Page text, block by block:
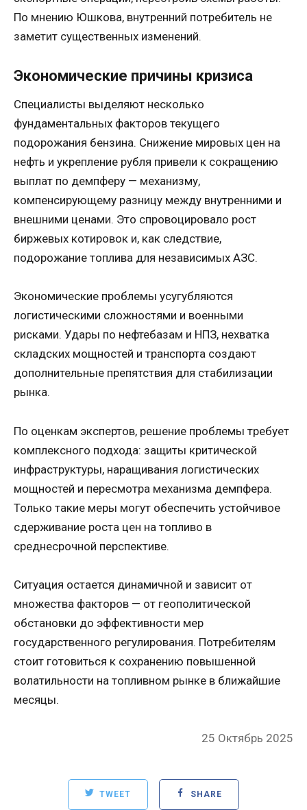
По мнению Юшкова, внутренний потребитель не
заметит существенных изменений.
Экономические причины кризиса
Специалисты выделяют несколько
фундаментальных факторов текущего
подорожания бензина. Снижение мировых цен на
нефть и укрепление рубля привели к сокращению
выплат по демпферу — механизму,
компенсирующему разницу между внутренними и
внешними ценами. Это спровоцировало рост
биржевых котировок и, как следствие,
подорожание топлива для независимых АЗС.
Экономические проблемы усугубляются
логистическими сложностями и военными
рисками. Удары по нефтебазам и НПЗ, нехватка
складских мощностей и транспорта создают
дополнительные препятствия для стабилизации
рынка.
По оценкам экспертов, решение проблемы требует
комплексного подхода: защиты критической
инфраструктуры, наращивания логистических
мощностей и пересмотра механизма демпфера.
Только такие меры могут обеспечить устойчивое
сдерживание роста цен на топливо в
среднесрочной перспективе.
Ситуация остается динамичной и зависит от
множества факторов — от геополитической
обстановки до эффективности мер
государственного регулирования. Потребителям
стоит готовиться к сохранению повышенной
волатильности на топливном рынке в ближайшие
месяцы.
Posted
25 Октябрь 2025
TWEET SHARE